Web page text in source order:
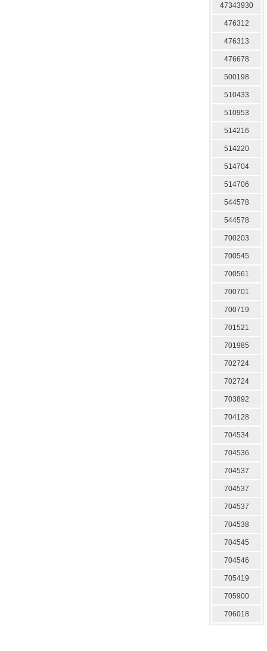
47343930
476312
476313
476678
500198
510433
510953
514216
514220
514704
514706
544578
544578
700203
700545
700561
700701
700719
701521
701985
702724
702724
703892
704128
704534
704536
704537
704537
704537
704538
704545
704546
705419
705900
706018